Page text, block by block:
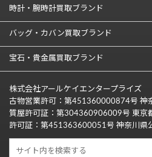
時計・腕時計買取ブランド
バッグ・カバン買取ブランド
宝石・貴金属買取ブランド
株式会社アールケイエンタープライズ
古物営業許可：第451360000874号 神
質屋許可証：第304360906009号 東京
許可証：第451363600051号 神奈川県